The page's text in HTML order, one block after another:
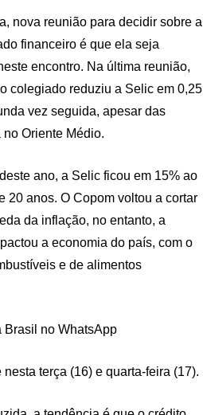
nova reunião para decidir sobre a
financeiro é que ela seja
encontro. Na última reunião,
colegiado reduziu a Selic em 0,25
vez seguida, apesar das
Oriente Médio.
ano, a Selic ficou em 15% ao
20 anos. O Copom voltou a cortar
da inflação, no entanto, a
a economia do país, com o
e de alimentos
Brasil no WhatsApp
terça (16) e quarta-feira (17).